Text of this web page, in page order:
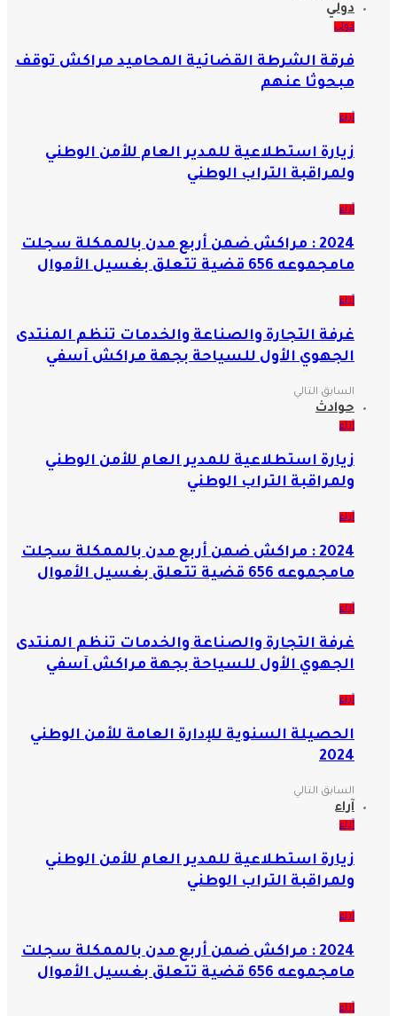
دولي
دولي
فرقة الشرطة القضائية المحاميد مراكش توقف
مبحوثا عنهم
آراء
زيارة استطلاعية للمدير العام للأمن الوطني
ولمراقبة التراب الوطني
آراء
2024 : مراكش ضمن أربع مدن بالممكلة سجلت
مامجموعه 656 قضية تتعلق بغسيل الأموال
آراء
غرفة التجارة والصناعة والخدمات تنظم المنتدى
الجهوي الأول للسياحة بجهة مراكش آسفي
السابق التالي
حوادث
آراء
زيارة استطلاعية للمدير العام للأمن الوطني
ولمراقبة التراب الوطني
آراء
2024 : مراكش ضمن أربع مدن بالممكلة سجلت
مامجموعه 656 قضية تتعلق بغسيل الأموال
آراء
غرفة التجارة والصناعة والخدمات تنظم المنتدى
الجهوي الأول للسياحة بجهة مراكش آسفي
آراء
الحصيلة السنوية للإدارة العامة للأمن الوطني
2024
السابق التالي
آراء
آراء
زيارة استطلاعية للمدير العام للأمن الوطني
ولمراقبة التراب الوطني
آراء
2024 : مراكش ضمن أربع مدن بالممكلة سجلت
مامجموعه 656 قضية تتعلق بغسيل الأموال
آراء